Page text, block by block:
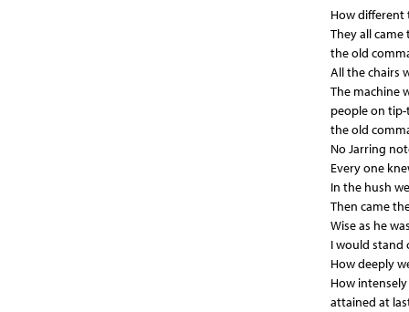
How different
They all
the old
All the chairs
The machine
people on
the old
No Jarring
Every one
In the hush
Then came
Wise as he
I would stand
How deeply
How
attained at